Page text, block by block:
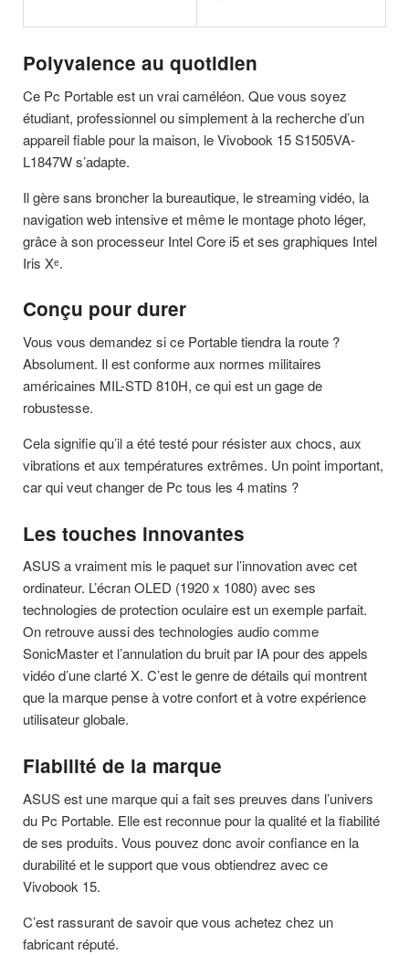
Polyvalence au quotidien
Ce Pc Portable est un vrai caméléon. Que vous soyez
étudiant, professionnel ou simplement à la recherche d’un
appareil fiable pour la maison, le Vivobook 15 S1505VA-
L1847W s’adapte.
Il gère sans broncher la bureautique, le streaming vidéo, la
navigation web intensive et même le montage photo léger,
grâce à son processeur Intel Core i5 et ses graphiques Intel
Iris Xᵉ.
Conçu pour durer
Vous vous demandez si ce Portable tiendra la route ?
Absolument. Il est conforme aux normes militaires
américaines MIL-STD 810H, ce qui est un gage de
robustesse.
Cela signifie qu’il a été testé pour résister aux chocs, aux
vibrations et aux températures extrêmes. Un point important,
car qui veut changer de Pc tous les 4 matins ?
Les touches innovantes
ASUS a vraiment mis le paquet sur l’innovation avec cet
ordinateur. L’écran OLED (1920 x 1080) avec ses
technologies de protection oculaire est un exemple parfait.
On retrouve aussi des technologies audio comme
SonicMaster et l’annulation du bruit par IA pour des appels
vidéo d’une clarté X. C’est le genre de détails qui montrent
que la marque pense à votre confort et à votre expérience
utilisateur globale.
Fiabilité de la marque
ASUS est une marque qui a fait ses preuves dans l’univers
du Pc Portable. Elle est reconnue pour la qualité et la fiabilité
de ses produits. Vous pouvez donc avoir confiance en la
durabilité et le support que vous obtiendrez avec ce
Vivobook 15.
C’est rassurant de savoir que vous achetez chez un
fabricant réputé.